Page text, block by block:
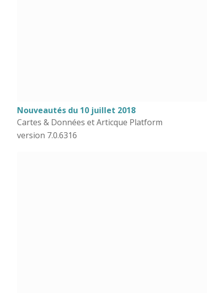
Nouveautés du 10 juillet 2018
Cartes & Données et Articque Platform
version 7.0.6316